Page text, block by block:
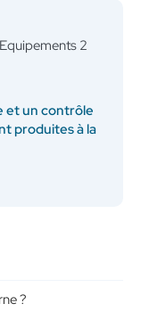
2
et un contrôle
produites à la
?